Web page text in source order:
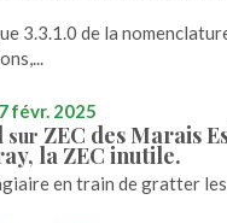
3.3.1.0 de la
févr. 2025
sur ZEC des Marais
la ZEC inutile.
en train de gratter